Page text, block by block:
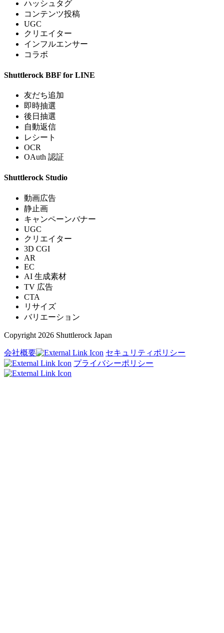
ハッシュタグ
コンテンツ投稿
UGC
クリエイター
インフルエンサー
コラボ
Shuttlerock BBF for LINE
友だち追加
即時抽選
後日抽選
自動返信
レシート
OCR
OAuth 認証
Shuttlerock Studio
動画広告
静止画
キャンペーンバナー
UGC
クリエイター
3D CGI
AR
EC
AI 生成素材
TV 広告
CTA
リサイズ
バリエーション
Copyright 2026 Shuttlerock Japan
会社概要
セキュリティポリシー
プライバシーポリシー